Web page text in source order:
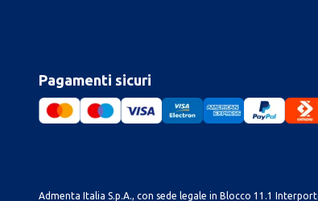
Pagamenti sicuri
Admenta Italia S.p.A., con sede legale in Blocco 11.1